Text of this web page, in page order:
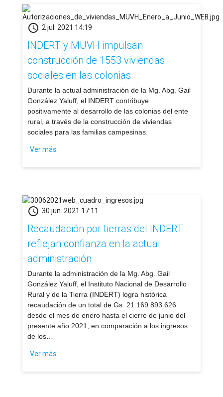
schedule 2 jul. 2021 14:19
​INDERT y MUVH impulsan
construcción de 1553 viviendas
sociales en las colonias
Durante la actual administración de la Mg. Abg. Gail
González Yaluff, el INDERT contribuye
positivamente al desarrollo de las colonias del ente
rural, a través de la construcción de viviendas
sociales para las familias campesinas.
Ver más
schedule 30 jun. 2021 17:11
Recaudación por tierras del INDERT
reflejan confianza en la actual
administración
​Durante la administración de la Mg. Abg. Gail
González Yaluff, el Instituto Nacional de Desarrollo
Rural y de la Tierra (INDERT) logra histórica
recaudación de un total de Gs. 21.169.893.626
desde el mes de enero hasta el cierre de junio del
presente año 2021, en comparación a los ingresos
de los…
Ver más